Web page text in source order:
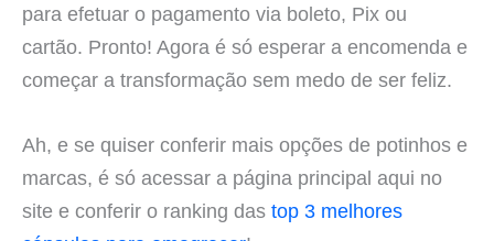
para efetuar o pagamento via boleto, Pix ou
cartão. Pronto! Agora é só esperar a encomenda e
começar a transformação sem medo de ser feliz.
Ah, e se quiser conferir mais opções de potinhos e
marcas, é só acessar a página principal aqui no
site e conferir o ranking das top 3 melhores